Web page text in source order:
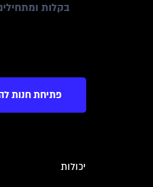
בקלות
פתיחת חנות
יכולות